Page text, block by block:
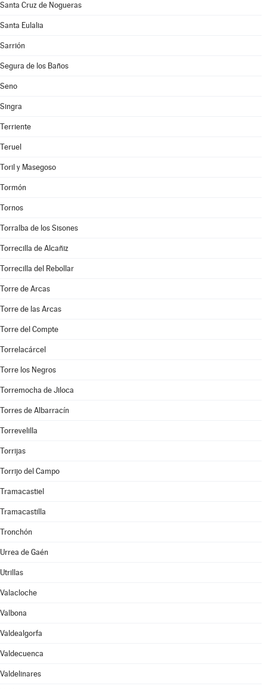
Santa Cruz de Nogueras
Santa Eulalia
Sarrión
Segura de los Baños
Seno
Singra
Terriente
Teruel
Toril y Masegoso
Tormón
Tornos
Torralba de los Sisones
Torrecilla de Alcañiz
Torrecilla del Rebollar
Torre de Arcas
Torre de las Arcas
Torre del Compte
Torrelacárcel
Torre los Negros
Torremocha de Jiloca
Torres de Albarracín
Torrevelilla
Torrijas
Torrijo del Campo
Tramacastiel
Tramacastilla
Tronchón
Urrea de Gaén
Utrillas
Valacloche
Valbona
Valdealgorfa
Valdecuenca
Valdelinares